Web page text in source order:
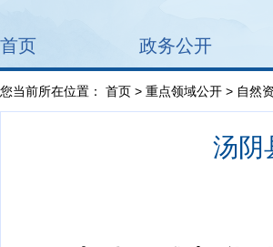
首页 政务公开
您当前所在位置： 首页 > 重点领域公开 > 自然
汤阴